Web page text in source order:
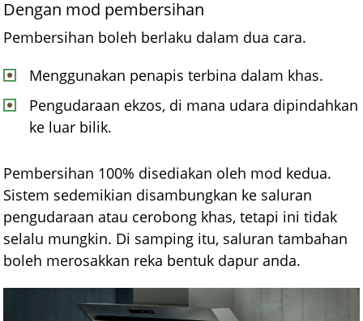
Dengan mod pembersihan
Pembersihan boleh berlaku dalam dua cara.
Menggunakan penapis terbina dalam khas.
Pengudaraan ekzos, di mana udara dipindahkan
ke luar bilik.
Pembersihan 100% disediakan oleh mod kedua.
Sistem sedemikian disambungkan ke saluran
pengudaraan atau cerobong khas, tetapi ini tidak
selalu mungkin. Di samping itu, saluran tambahan
boleh merosakkan reka bentuk dapur anda.